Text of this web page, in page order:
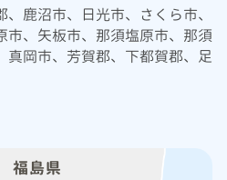
鹿沼市、日光市、さくら市、
市、矢板市、那須塩原市、那須
真岡市、芳賀郡、下都賀郡、足